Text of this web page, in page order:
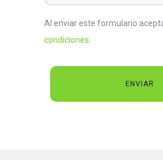
Al enviar este formulario
condiciones